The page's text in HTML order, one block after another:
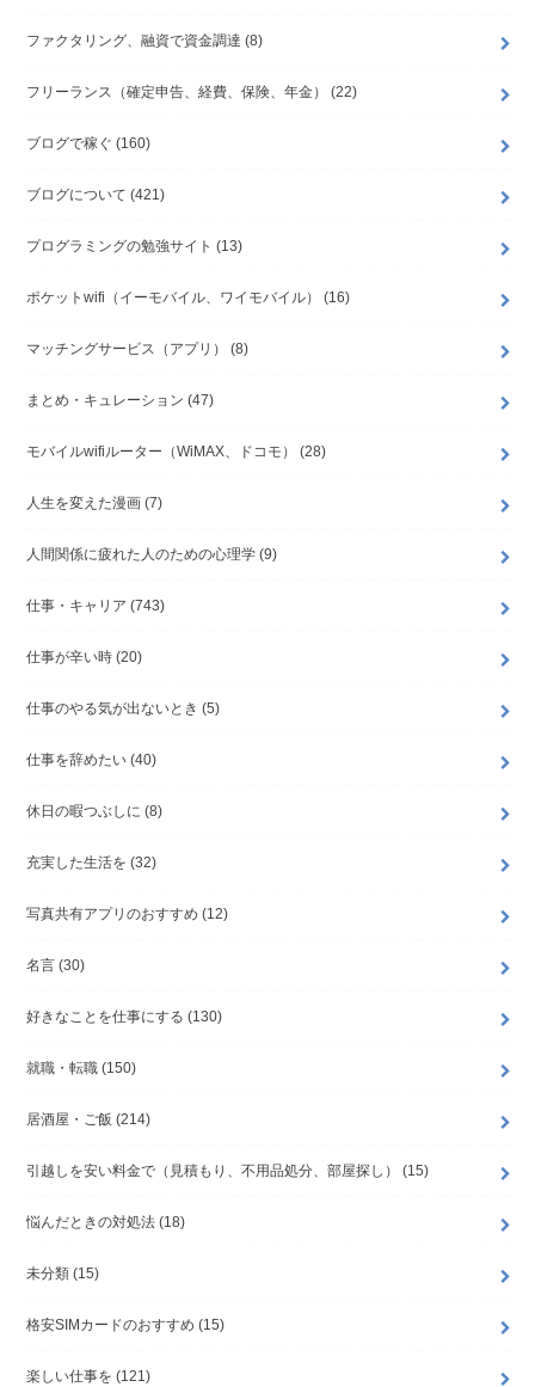
ファクタリング、融資で資金調達 (8)
フリーランス（確定申告、経費、保険、年金） (22)
ブログで稼ぐ (160)
ブログについて (421)
プログラミングの勉強サイト (13)
ポケットwifi（イーモバイル、ワイモバイル） (16)
マッチングサービス（アプリ） (8)
まとめ・キュレーション (47)
モバイルwifiルーター（WiMAX、ドコモ） (28)
人生を変えた漫画 (7)
人間関係に疲れた人のための心理学 (9)
仕事・キャリア (743)
仕事が辛い時 (20)
仕事のやる気が出ないとき (5)
仕事を辞めたい (40)
休日の暇つぶしに (8)
充実した生活を (32)
写真共有アプリのおすすめ (12)
名言 (30)
好きなことを仕事にする (130)
就職・転職 (150)
居酒屋・ご飯 (214)
引越しを安い料金で（見積もり、不用品処分、部屋探し） (15)
悩んだときの対処法 (18)
未分類 (15)
格安SIMカードのおすすめ (15)
楽しい仕事を (121)